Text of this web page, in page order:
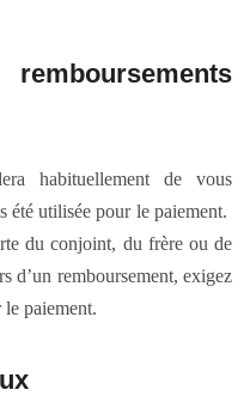
habituellement de vous
été utilisée pour le paiement.
du conjoint, du frère ou de
d’un remboursement, exigez
paiement.